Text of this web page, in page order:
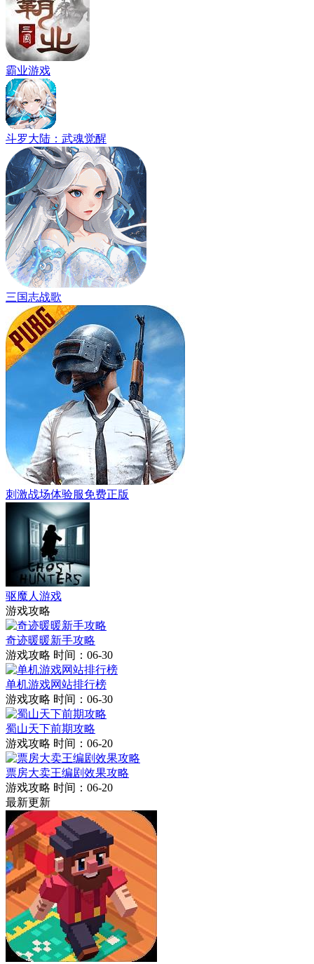
霸业游戏
斗罗大陆：武魂觉醒
三国志战歌
刺激战场体验服免费正版
驱魔人游戏
游戏攻略
奇迹暖暖新手攻略
游戏攻略 时间：06-30
单机游戏网站排行榜
游戏攻略 时间：06-30
蜀山天下前期攻略
游戏攻略 时间：06-20
票房大卖王编剧效果攻略
游戏攻略 时间：06-20
最新更新